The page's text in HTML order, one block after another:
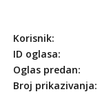
Korisnik:
ID oglasa:
Oglas predan:
Broj prikazivanja: